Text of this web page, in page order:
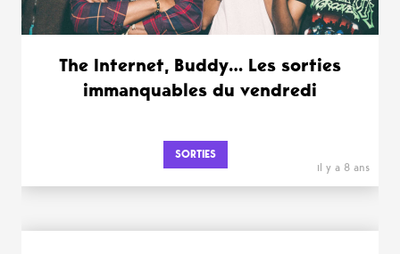
The Internet, Buddy… Les sorties
immanquables du vendredi
SORTIES
il y a 8 ans